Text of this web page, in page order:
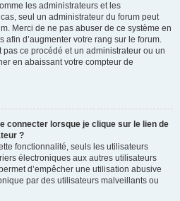
les administrateurs et les
seul un administrateur du forum peut
Merci de ne pas abuser de ce système en
d’augmenter votre rang sur le forum.
ce procédé et un administrateur ou un
en abaissant votre compteur de
connecter lorsque je clique sur le lien de
?
fonctionnalité, seuls les utilisateurs
électroniques aux autres utilisateurs
d’empêcher une utilisation abusive
par des utilisateurs malveillants ou